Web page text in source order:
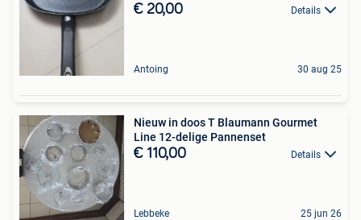
€ 20,00 Details
Antoing 30 aug 25
Nieuw in doos T Blaumann Gourmet
Line 12-delige Pannenset
€ 110,00 Details
Lebbeke 25 jun 26